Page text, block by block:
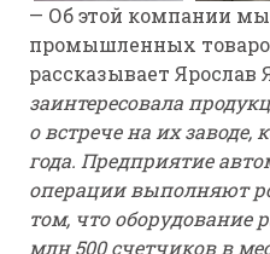
— Об этой компании
промышленных
рассказывает Ярослав
заинтересовала
о встрече на их заводе,
года. Предприятие
операции выполняют
том, что оборудование
млн 500 счетчиков в